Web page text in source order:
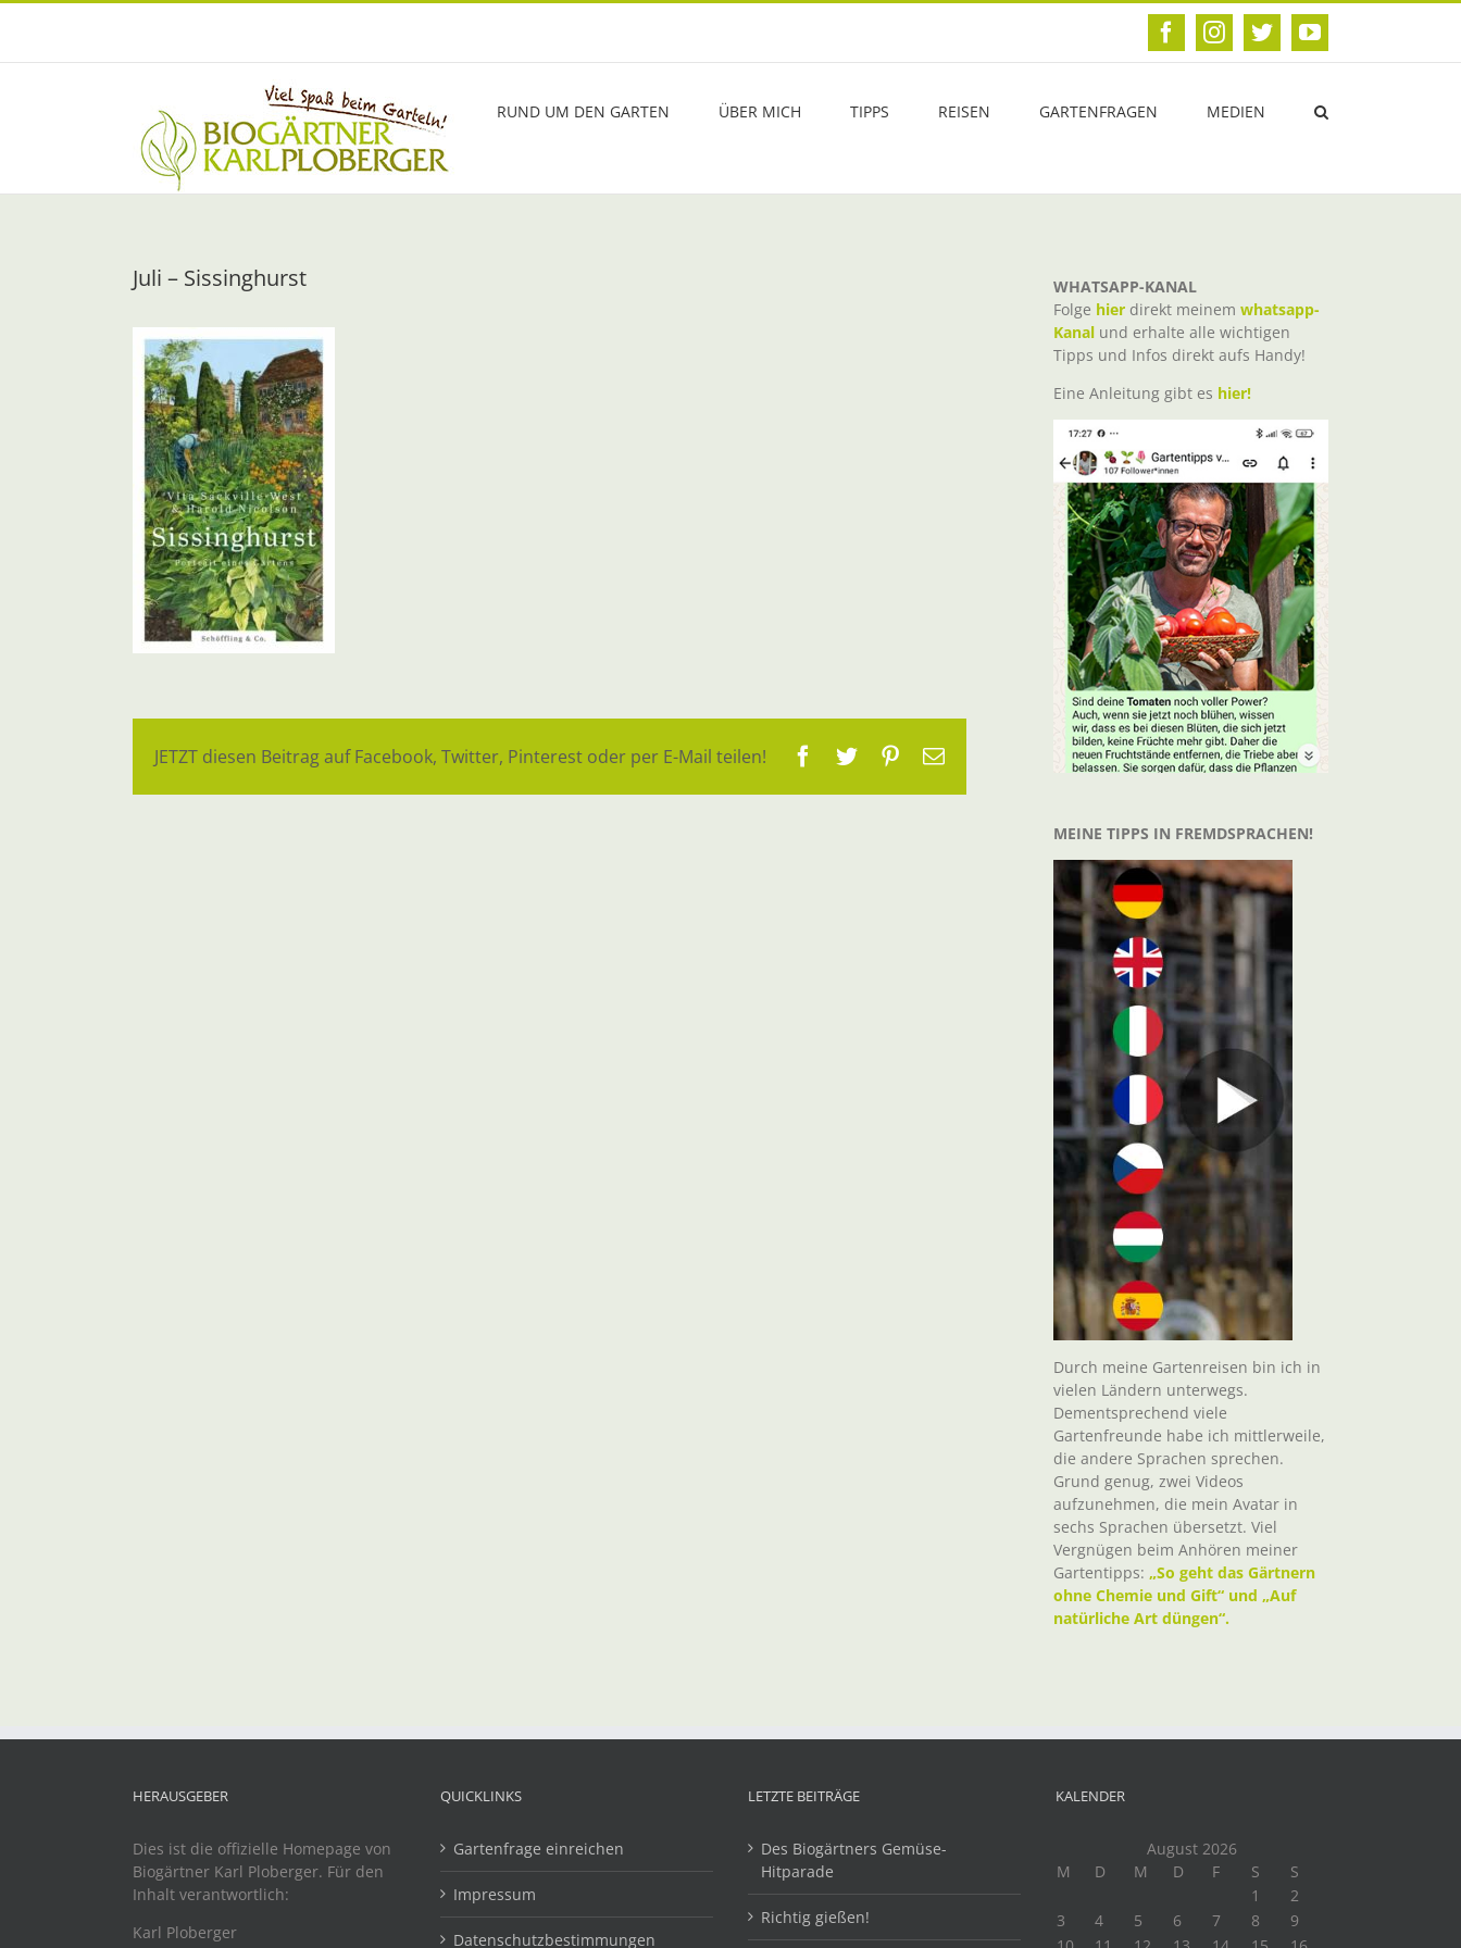
Zum
FacebookInstagram
TwitterYouTube
RUND UM DEN GARTEN ÜBER MICH TIPPS REISEN GARTENFRAGEN MEDIEN
Juli – Sissinghurst
JETZT diesen Beitrag auf Facebook, Twitter, Pinterest oder per E-Mail teilen! Facebook
TwitterPinterest
E-
WHATSAPP-KANAL
Folge hier direkt meinem whatsapp-
Kanal und erhalte alle wichtigen
Tipps und Infos direkt aufs Handy!
Eine Anleitung gibt es hier!
MEINE TIPPS IN FREMDSPRACHEN!
Durch meine Gartenreisen bin ich in
vielen Ländern unterwegs.
Dementsprechend viele
Gartenfreunde habe ich mittlerweile,
die andere Sprachen sprechen.
Grund genug, zwei Videos
aufzunehmen, die mein Avatar in
sechs Sprachen übersetzt. Viel
Vergnügen beim Anhören meiner
Gartentipps: „So geht das Gärtnern
ohne Chemie und Gift“ und „Auf
natürliche Art düngen“.
HERAUSGEBER
Dies ist die offizielle Homepage von
Biogärtner Karl Ploberger. Für den
Inhalt verantwortlich:
Karl Ploberger
QUICKLINKS
Gartenfrage einreichen
Impressum
Datenschutzbestimmungen
LETZTE BEITRÄGE
Des Biogärtners Gemüse-
Hitparade
Richtig gießen!
KALENDER
August 2026
M
D M D F S
S
1
2
3
4 5 6 7 8
9